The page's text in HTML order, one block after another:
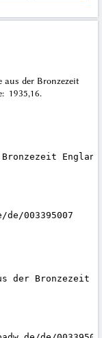
der Bronzezeit
1935,16.
003395007
der Bronzezeit